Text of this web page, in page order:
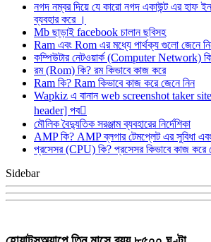
নগদ নম্বর দিয়ে যে কারো নগদ একাউন্ট এর হাফ
ব্যবহার করে ।
Mb ছাড়াই facebook চালান ছবিসহ
Ram এবং Rom এর মধ্যে পার্থক্য গুলো জেনে
কম্পিউটার নেটওয়ার্ক (Computer Network)
রম (Rom) কি? রম কিভাবে কাজ করে
Ram কি? Ram কিভাবে কাজ করে জেনে নিন
Wapkiz এ বানান web screenshot taker
header] পব
মৌলিক বৈদ্যুতিক সরঞ্জাম ব্যবহারের নির্দেশিকা
AMP কি? AMP ব্লগার টেমপ্লেট এর সুবিধা
প্রসেসর (CPU) কি? প্রসেসর কিভাবে কাজ করে
Sidebar